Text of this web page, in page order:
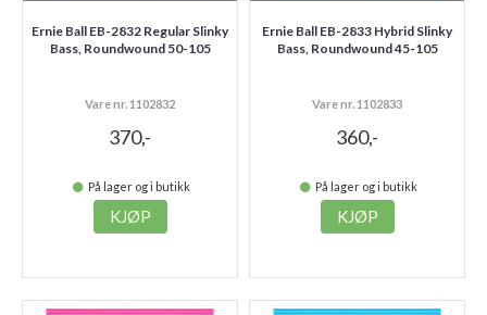
Ernie Ball EB-2832 Regular Slinky
Bass, Roundwound 50-105
Vare nr. 1102832
370,-
På lager og i butikk
KJØP
Ernie Ball EB-2833 Hybrid Slinky
Bass, Roundwound 45-105
Vare nr. 1102833
360,-
På lager og i butikk
KJØP